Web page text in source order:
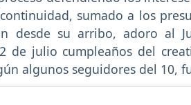
sumado a los
desde su arribo, adoro al
de julio cumpleaños del
algunos seguidores del 10,